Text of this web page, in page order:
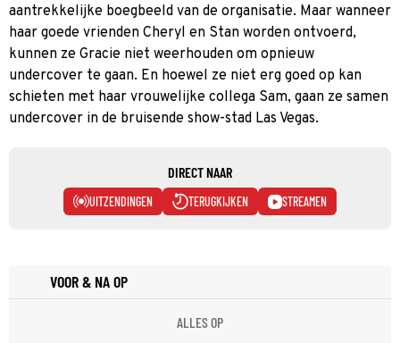
aantrekkelijke boegbeeld van de organisatie. Maar wanneer
haar goede vrienden Cheryl en Stan worden ontvoerd,
kunnen ze Gracie niet weerhouden om opnieuw
undercover te gaan. En hoewel ze niet erg goed op kan
schieten met haar vrouwelijke collega Sam, gaan ze samen
undercover in de bruisende show-stad Las Vegas.
DIRECT NAAR
UITZENDINGEN TERUGKIJKEN STREAMEN
VOOR & NA OP
ALLES OP